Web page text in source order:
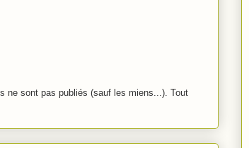
ne sont pas publiés (sauf les miens...). Tout